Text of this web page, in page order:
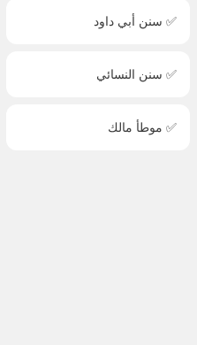
✅ سنن أبي داود
✅ سنن النسائي
✅ موطأ مالك